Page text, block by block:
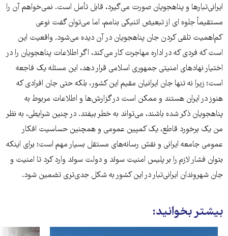
ایرانی‌تبارها و پناهجویان صورت می‌گیرد، قابل تأمل است. نمی‌خواهم آن را
مستقیماً جلوه ای از تبعیض اتنیکی بنامم، اما می‌توان گفت نوعی
کم‌اهمیت تلقی کردن جان پناهجویان در آن دیده می‌شود. واقعیت این
است که فردی که در اداره مهاجرت کار می‌کند، اگر اطلاعات پناهجویان را در
اختیار نهادهای امنیتی جمهوری اسلامی قرار دهد، این مسئله یک فاجعه
است؛ زیرا نه تنها جان ایرانیان مقیم این کشور، بلکه حتی جان افرادی که
هنوز در ایران هستند و ممکن است در گزارش‌ها و اطلاعات مربوط به
پناهجویان ذکر شده باشند، می‌تواند به خطر بیفتد. در چنین شرایطی، به نظر
من یک برخورد قاطع، یک کمپین عمومی و همچنین حساسیت افکار
عمومی جامعه ایرانی و نقش رسانه‌های مستقل بسیار مهم است؛ برای اینکه
بتوان فشار لازم را بر پلیس امنیت سوئد و دولت سوئد وارد کرد تا امنیت و
جان شهروندان ایرانی‌تبار در این کشور به شکل جدی‌تری تضمین شود.
بیشتر بخوانید: